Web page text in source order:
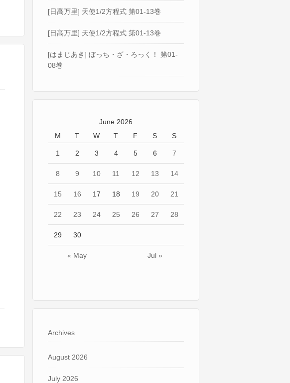
[日高万里] 天使1/2方程式 第01-13巻
[日高万里] 天使1/2方程式 第01-13巻
[はまじあき] ぼっち・ざ・ろっく！ 第01-
08巻
June 2026
M
T W T F S S
« May Jul »
1 2 3 4 5 6 7
8 9 10 11 12 13 14
15 16 17 18 19 20 21
22 23 24 25 26 27 28
29 30
Archives
August 2026
July 2026